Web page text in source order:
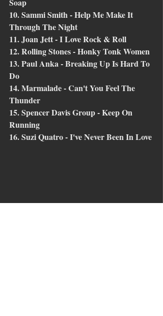
10. Sammi Smith - Help Me Make It
Through The Night
11. Joan Jett - I Love Rock & Roll
12. Rolling Stones - Honky Tonk Women
13. Paul Anka - Breaking Up Is Hard To
Do
14. Marmalade - Can't You Feel The
Thunder
15. Spencer Davis Group - Keep On
Running
16. Suzi Quatro - I've Never Been In Love